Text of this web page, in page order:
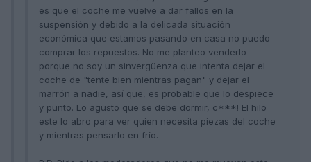
es que el coche me vuelve a dar fallos en la
suspensión y debido a la delicada situación
económica que estamos pasando en casa no puedo
comprar los repuestos. No me planteo venderlo
porque no soy un sinvergüenza que intenta dejar el
coche de "tente bien mientras pagan" y dejar el
marrón a nadie, así que, es probable que lo despiece
y punto. Lo agusto que se debe dormir, c***! El hilo
este lo abro para ver quien necesita piezas del coche
y mientras pensarlo en frío.